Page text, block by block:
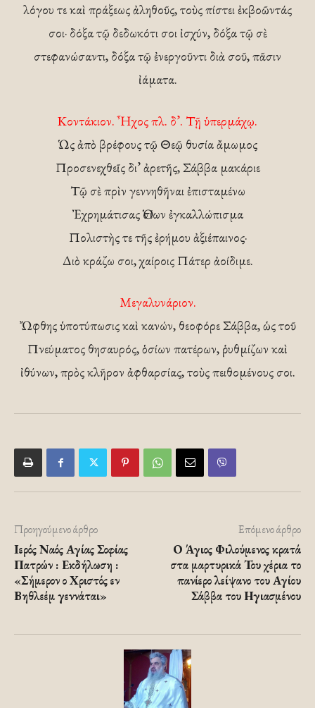
λόγου τε καὶ πράξεως ἀληθοῦς, τοὺς πίστει ἐκβοῶντάς
σοι· δόξα τῷ δεδωκότι σοι ἰσχύν, δόξα τῷ σὲ
στεφανώσαντι, δόξα τῷ ἐνεργοῦντι διὰ σοῦ, πᾶσιν
ἰάματα.
Κοντάκιον. Ἦχος πλ. δ’. Τῇ ὑπερμάχῳ.
Ὡς ἀπὸ βρέφους τῷ Θεῷ θυσία ἄμωμος
Προσενεχθεῖς δι’ ἀρετῆς, Σάββα μακάριε
Τῷ σὲ πρὶν γεννηθῆναι ἐπισταμένω
Ἐχρημάτισας Ὁσίων ἐγκαλλώπισμα
Πολιστὴς τε τῆς ἐρήμου ἀξιέπαινος·
Διὸ κράζω σοι, χαίροις Πάτερ ἀοίδιμε.
Μεγαλυνάριον.
Ὤφθης ὑποτύπωσις καὶ κανών, θεοφόρε Σάββα, ὡς τοῦ
Πνεύματος θησαυρός, ὁσίων πατέρων, ῥυθμίζων καὶ
ἰθύνων, πρὸς κλῆρον ἀφθαρσίας, τοὺς πειθομένους σοι.
Προηγούμενο άρθρο
Ιερός Ναός Αγίας Σοφίας
Πατρών : Εκδήλωση :
«Σήμερον ο Χριστός εν
Βηθλεέμ γεννάται»
Επόμενο άρθρο
Ο Άγιος Φιλούμενος κρατά
στα μαρτυρικά Του χέρια το
πανίερο λείψανο του Αγίου
Σάββα του Ηγιασμένου